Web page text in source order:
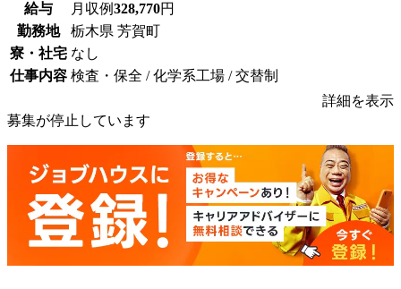
給与 月収例328,770円
勤務地
栃木県 芳賀町
寮・社宅 なし
仕事内容 検査・保全 / 化学系工場 / 交替制
詳細を表示
募集が停止しています